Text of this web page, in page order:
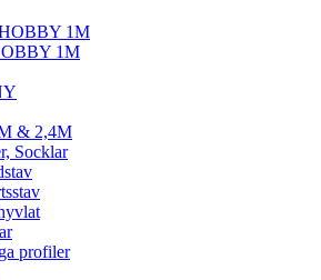
1M
1M
& 2,4M
Socklar
profiler